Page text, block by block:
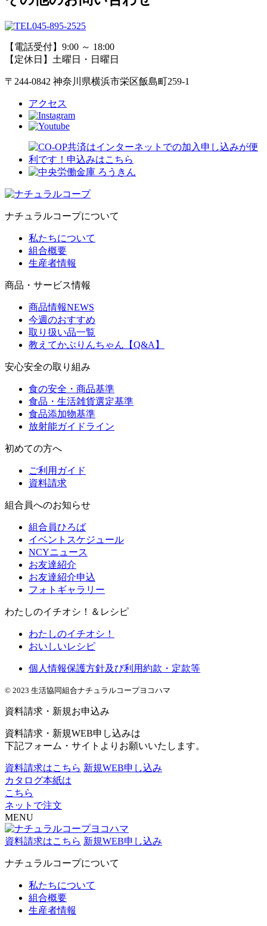
045-895-2525
【電話受付】9:00 ～ 18:00
【定休日】土曜日・日曜日
〒244-0842 神奈川県横浜市栄区飯島町259-1
アクセス
ナチュラルコープについて
私たちについて
組合概要
生産者情報
商品・サービス情報
商品情報NEWS
今週のおすすめ
取り扱い品一覧
教えてかぶりんちゃん【Q&A】
安心安全の取り組み
食の安全・商品基準
食品・生活雑貨選定基準
食品添加物基準
放射能ガイドライン
初めての方へ
ご利用ガイド
資料請求
組合員へのお知らせ
組合員ひろば
イベントスケジュール
NCYニュース
お友達紹介
お友達紹介申込
フォトギャラリー
わたしのイチオシ！＆レシピ
わたしのイチオシ！
おいしいレシピ
個人情報保護方針及び利用約款・定款等
© 2023 生活協同組合ナチュラルコープヨコハマ
資料請求・新規お申込み
資料請求・新規WEB申し込みは
下記フォーム・サイトよりお願いいたします。
資料請求はこちら 新規WEB申し込み
カタログ本紙は
こちら
ネットで注文
MENU
資料請求はこちら 新規WEB申し込み
ナチュラルコープについて
私たちについて
組合概要
生産者情報